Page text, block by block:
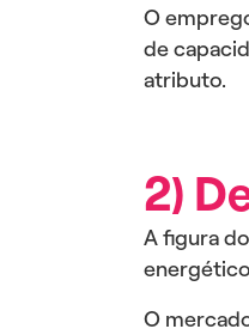
O
de
atributo.
2)
A figura
O